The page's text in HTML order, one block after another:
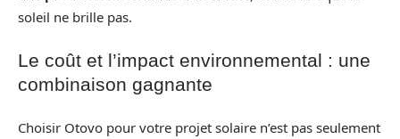
soleil ne brille pas.
Le coût et l’impact environnemental : une
combinaison gagnante
Choisir Otovo pour votre projet solaire n’est pas seulement